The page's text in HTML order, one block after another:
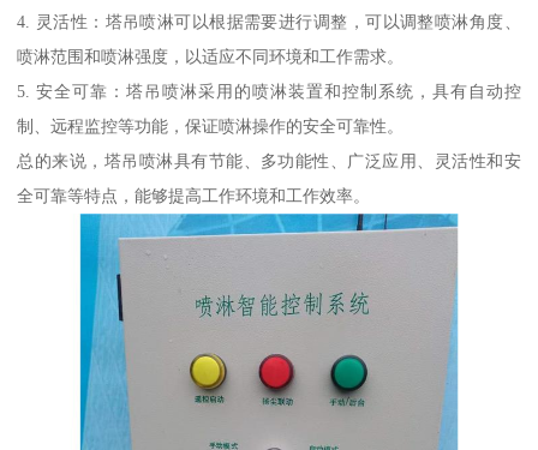
4. 灵活性：塔吊喷淋可以根据需要进行调整，可以调整喷淋角度、
喷淋范围和喷淋强度，以适应不同环境和工作需求。
5. 安全可靠：塔吊喷淋采用的喷淋装置和控制系统，具有自动控
制、远程监控等功能，保证喷淋操作的安全可靠性。
总的来说，塔吊喷淋具有节能、多功能性、广泛应用、灵活性和安
全可靠等特点，能够提高工作环境和工作效率。